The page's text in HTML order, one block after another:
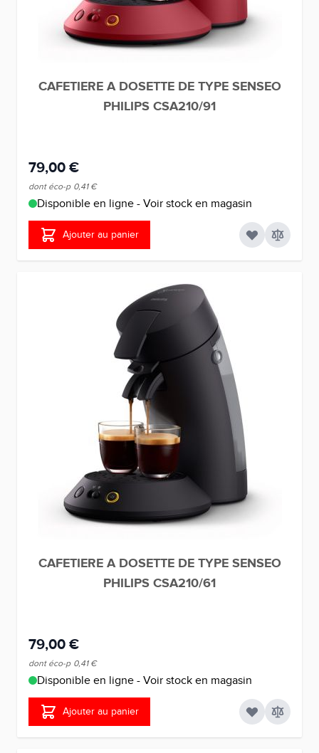
CAFETIERE A DOSETTE DE TYPE SENSEO
PHILIPS CSA210/91
79,00 €
dont éco-p 0,41 €
Disponible en ligne - Voir stock en magasin
Ajouter au panier
CAFETIERE A DOSETTE DE TYPE SENSEO
PHILIPS CSA210/61
79,00 €
dont éco-p 0,41 €
Disponible en ligne - Voir stock en magasin
Ajouter au panier